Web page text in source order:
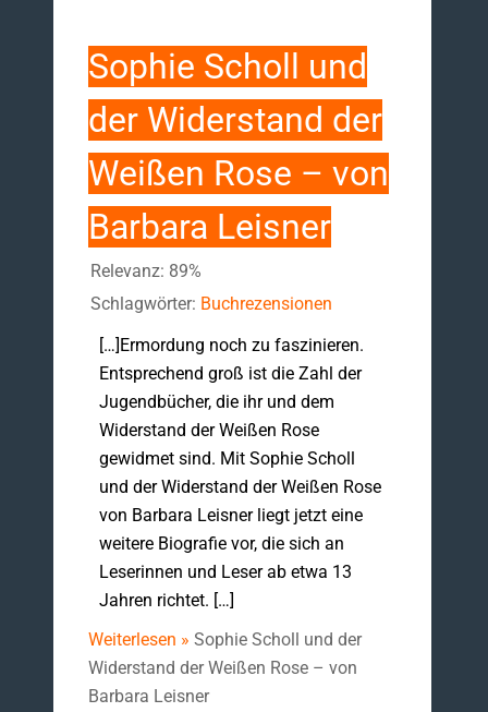
Sophie Scholl und
der Widerstand der
Weißen Rose – von
Barbara Leisner
Relevanz: 89%
Schlagwörter: Buchrezensionen
[…]Ermordung noch zu faszinieren.
Entsprechend groß ist die Zahl der
Jugendbücher, die ihr und dem
Widerstand der Weißen Rose
gewidmet sind. Mit Sophie Scholl
und der Widerstand der Weißen Rose
von Barbara Leisner liegt jetzt eine
weitere Biografie vor, die sich an
Leserinnen und Leser ab etwa 13
Jahren richtet. […]
Weiterlesen » Sophie Scholl und der
Widerstand der Weißen Rose – von
Barbara Leisner